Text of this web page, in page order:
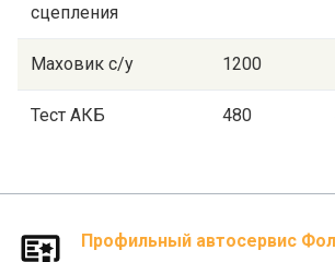
сцепления
Маховик с/у 1200
Тест АКБ 480
Профильный автосервис